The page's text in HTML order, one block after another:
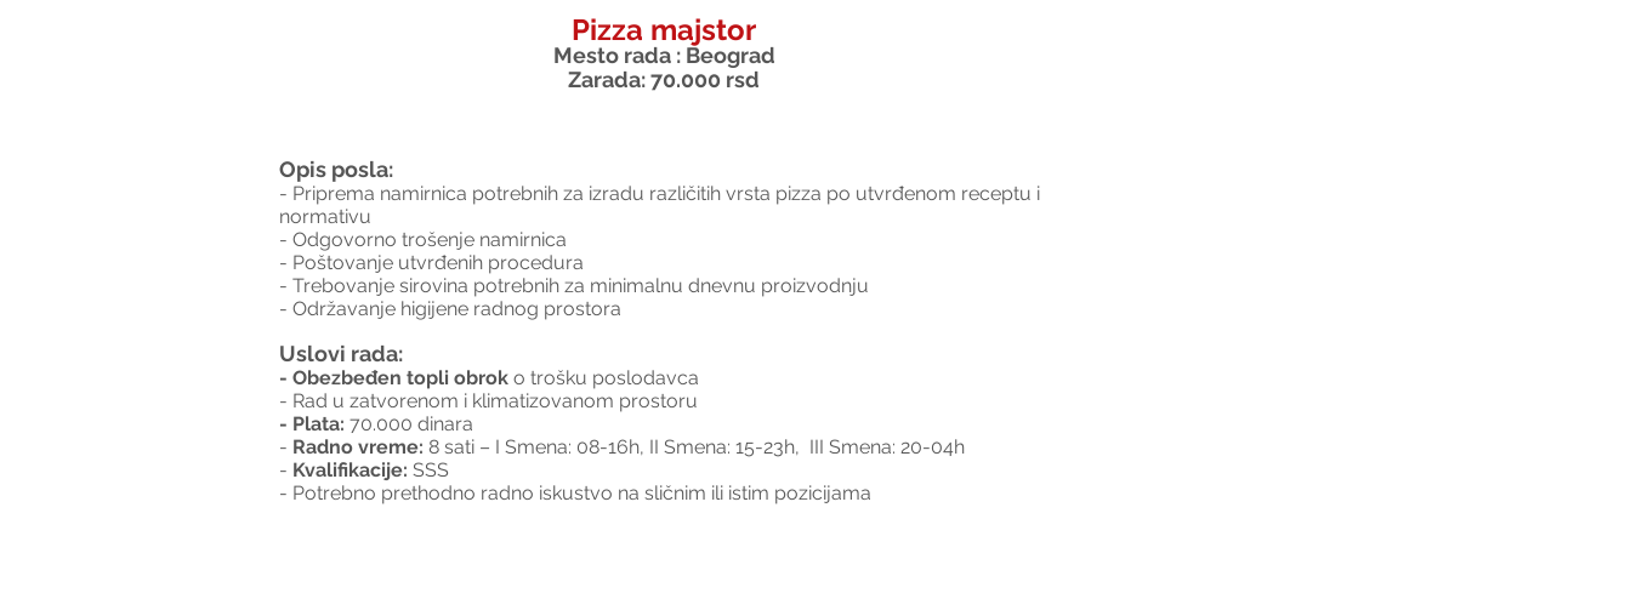
Pizza majstor
Mesto rada : Beograd
Zarada: 70.000 rsd
Opis posla:
- Priprema namirnica potrebnih za izradu različitih vrsta pizza po utvrđenom receptu i
normativu
- Odgovorno trošenje namirnica
- Poštovanje utvrđenih procedura
- Trebovanje sirovina potrebnih za minimalnu dnevnu proizvodnju
- Održavanje higijene radnog prostora
Uslovi rada:
- Obezbeđen topli obrok o trošku poslodavca
- Rad u zatvorenom i klimatizovanom prostoru
- Plata: 70.000 dinara
- Radno vreme: 8 sati – I Smena: 08-16h, II Smena: 15-23h,  III Smena: 20-04h
- Kvalifikacije: SSS
- Potrebno prethodno radno iskustvo na sličnim ili istim pozicijama